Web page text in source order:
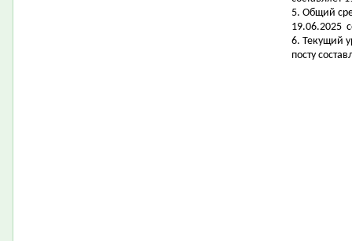
5. Общий
19.06.2025
6. Текущий
посту